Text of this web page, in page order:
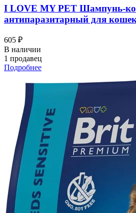
I LOVЕ MY PET Шампунь-
антипаразитарный для
605 ₽
В наличии
1 продавец
Подробнее